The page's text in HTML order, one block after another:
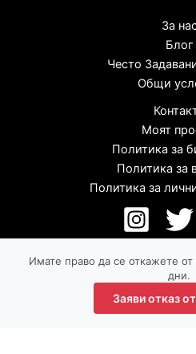
За
Блог
Често
Общи
Моят
Политика за
Политика за
Политика за
Copyright ©
Имате право да се откажете от
дни.
Заяви отказ